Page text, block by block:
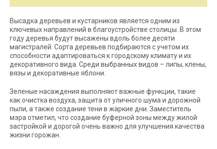
Высадка деревьев и кустарников является одним из
ключевых направлений в благоустройстве столицы. В этом
году деревья будут высажены вдоль более десяти
магистралей. Сорта деревьев подбираются с учетом их
способности адаптироваться к городскому климату и их
декоративного вида. Среди выбранных видов – липы, клены,
вязы и декоративные яблони.
Зеленые насаждения выполняют важные функции, такие
как очистка воздуха, защита от уличного шума и дорожной
пыли, а также создание тени в жаркие дни. Заместитель
мэра отметил, что создание буферной зоны между жилой
застройкой и дорогой очень важно для улучшения качества
жизни горожан.